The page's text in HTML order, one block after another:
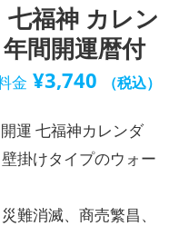
福神 カレン
間開運暦付
金 ¥3,740 （税込）
運 七福神カレンダ
掛けタイプのウォー
難消滅、商売繁昌、